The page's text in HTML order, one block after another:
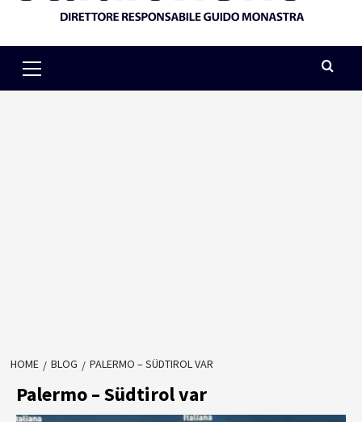
Menu
HOME BLOG PALERMO – SÜDTIROL VAR
Palermo – Südtirol var